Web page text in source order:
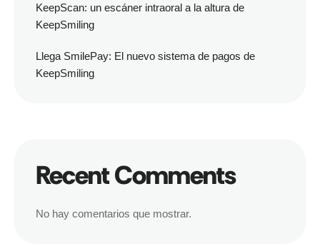
KeepScan: un escáner intraoral a la altura de
KeepSmiling
Llega SmilePay: El nuevo sistema de pagos de
KeepSmiling
Recent Comments
No hay comentarios que mostrar.